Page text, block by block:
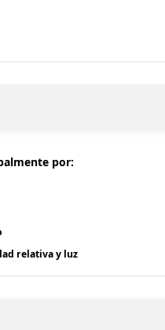
por:
relativa y luz